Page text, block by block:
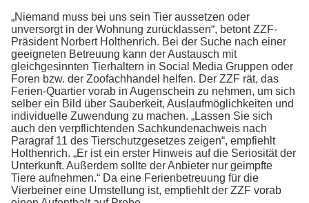
„Niemand muss bei uns sein Tier aussetzen oder
unversorgt in der Wohnung zurücklassen“, betont ZZF-
Präsident Norbert Holthenrich. Bei der Suche nach einer
geeigneten Betreuung kann der Austausch mit
gleichgesinnten Tierhaltern in Social Media Gruppen oder
Foren bzw. der Zoofachhandel helfen. Der ZZF rät, das
Ferien-Quartier vorab in Augenschein zu nehmen, um sich
selber ein Bild über Sauberkeit, Auslaufmöglichkeiten und
individuelle Zuwendung zu machen. „Lassen Sie sich
auch den verpflichtenden Sachkundenachweis nach
Paragraf 11 des Tierschutzgesetzes zeigen“, empfiehlt
Holthenrich. „Er ist ein erster Hinweis auf die Seriosität der
Unterkunft. Außerdem sollte der Anbieter nur geimpfte
Tiere aufnehmen.“ Da eine Ferienbetreuung für die
Vierbeiner eine Umstellung ist, empfiehlt der ZZF vorab